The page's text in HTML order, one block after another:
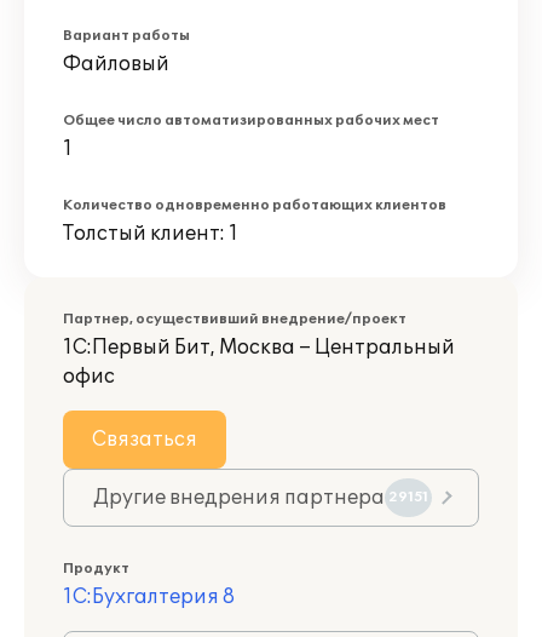
Вариант работы
Файловый
Общее число автоматизированных рабочих мест
1
Количество одновременно работающих клиентов
Толстый клиент: 1
Партнер, осуществивший внедрение/проект
1С:Первый Бит, Москва – Центральный
офис
Связаться
Другие внедрения партнера 29151
Продукт
1С:Бухгалтерия 8